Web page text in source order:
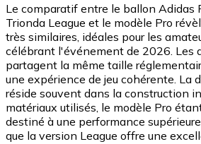
Le comparatif entre le ballon Adidas
Trionda League et le modèle Pro
très similaires, idéales pour les
célébrant l'événement de 2026. Les
partagent la même taille
une expérience de jeu cohérente. La
réside souvent dans la construction
matériaux utilisés, le modèle Pro
destiné à une performance
que la version League offre une